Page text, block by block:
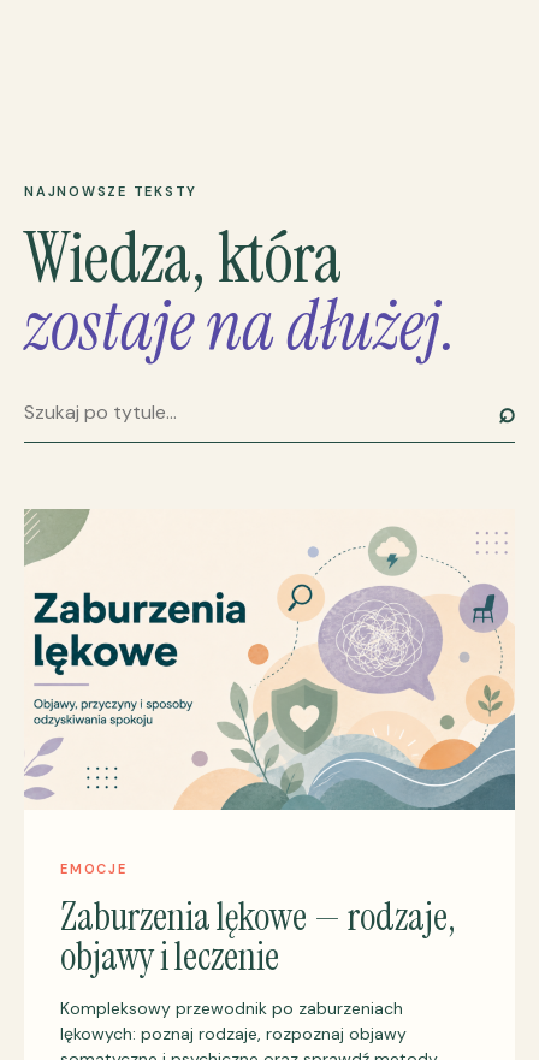
NAJNOWSZE TEKSTY
Wiedza, która
zostaje na dłużej.
Szukaj artykułu ⌕
EMOCJE
Zaburzenia lękowe — rodzaje,
objawy i leczenie
Kompleksowy przewodnik po zaburzeniach
lękowych: poznaj rodzaje, rozpoznaj objawy